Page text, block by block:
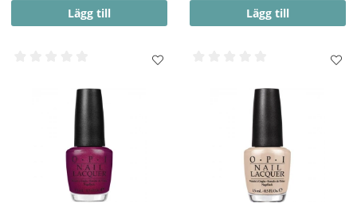
Lägg till Lägg till